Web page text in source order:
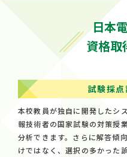
日本
資格取
試験採
本校教員が独自に開発したシ
報技術者の国家試験の対策授
分析できます。さらに解答傾
けではなく、選択の多かった